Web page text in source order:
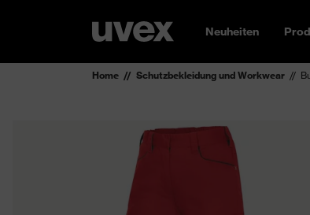
Neuheiten
Home Schutzbekleidung und Workwear